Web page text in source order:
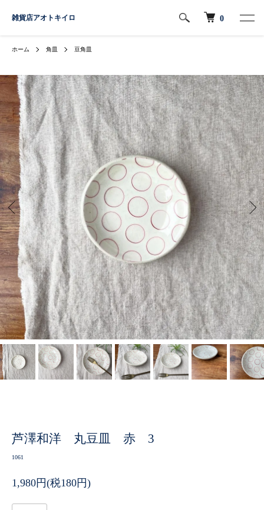
雑貨店アオトキイロ 0
ホーム 角皿 豆角皿
芦澤和洋 丸豆皿 赤 3
1061
1,980円(税180円)